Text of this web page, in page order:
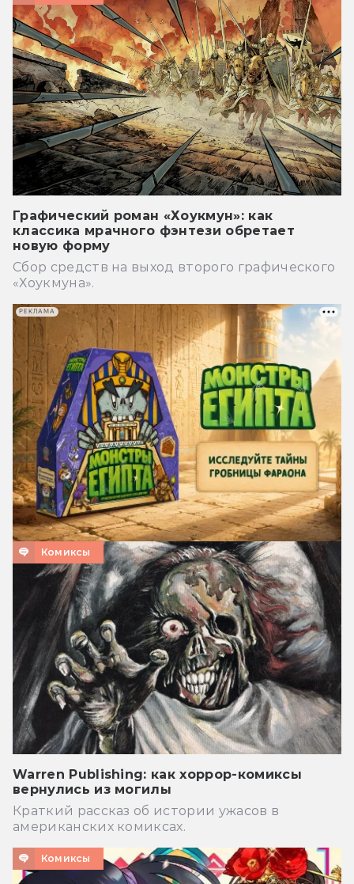
Графический роман «Хоукмун»: как
классика мрачного фэнтези обретает
новую форму
Сбор средств на выход второго графического
«Хоукмуна».
Комиксы
Warren Publishing: как хоррор-комиксы
вернулись из могилы
Краткий рассказ об истории ужасов в
американских комиксах.
Комиксы
РЕКЛАМА